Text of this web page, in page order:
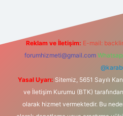
Reklam ve İletişim: E-mail:
forumhizmeti@gmail.com
Yasal Uyarı: Sitemiz, 5651 Sayılı
ve İletişim Kurumu (BTK)
olarak hizmet vermektedir. Bu